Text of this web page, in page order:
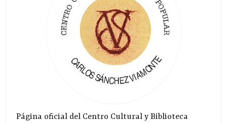
Página oficial del Centro Cultural y Biblioteca